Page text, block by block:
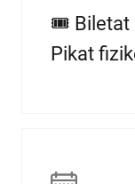
🎟️ Biletat
Pikat